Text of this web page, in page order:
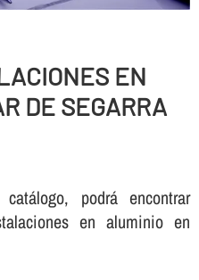
EN
DE SEGARRA
podrá encontrar
en aluminio en